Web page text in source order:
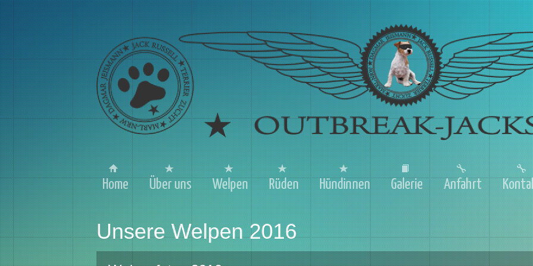
Home Über uns Welpen Rüden Hündinnen Galerie Anfahrt
Unsere Welpen 2016